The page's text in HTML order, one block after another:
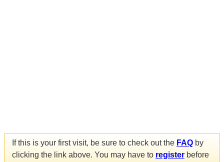
If this is your first visit, be sure to check out the FAQ by
clicking the link above. You may have to register before